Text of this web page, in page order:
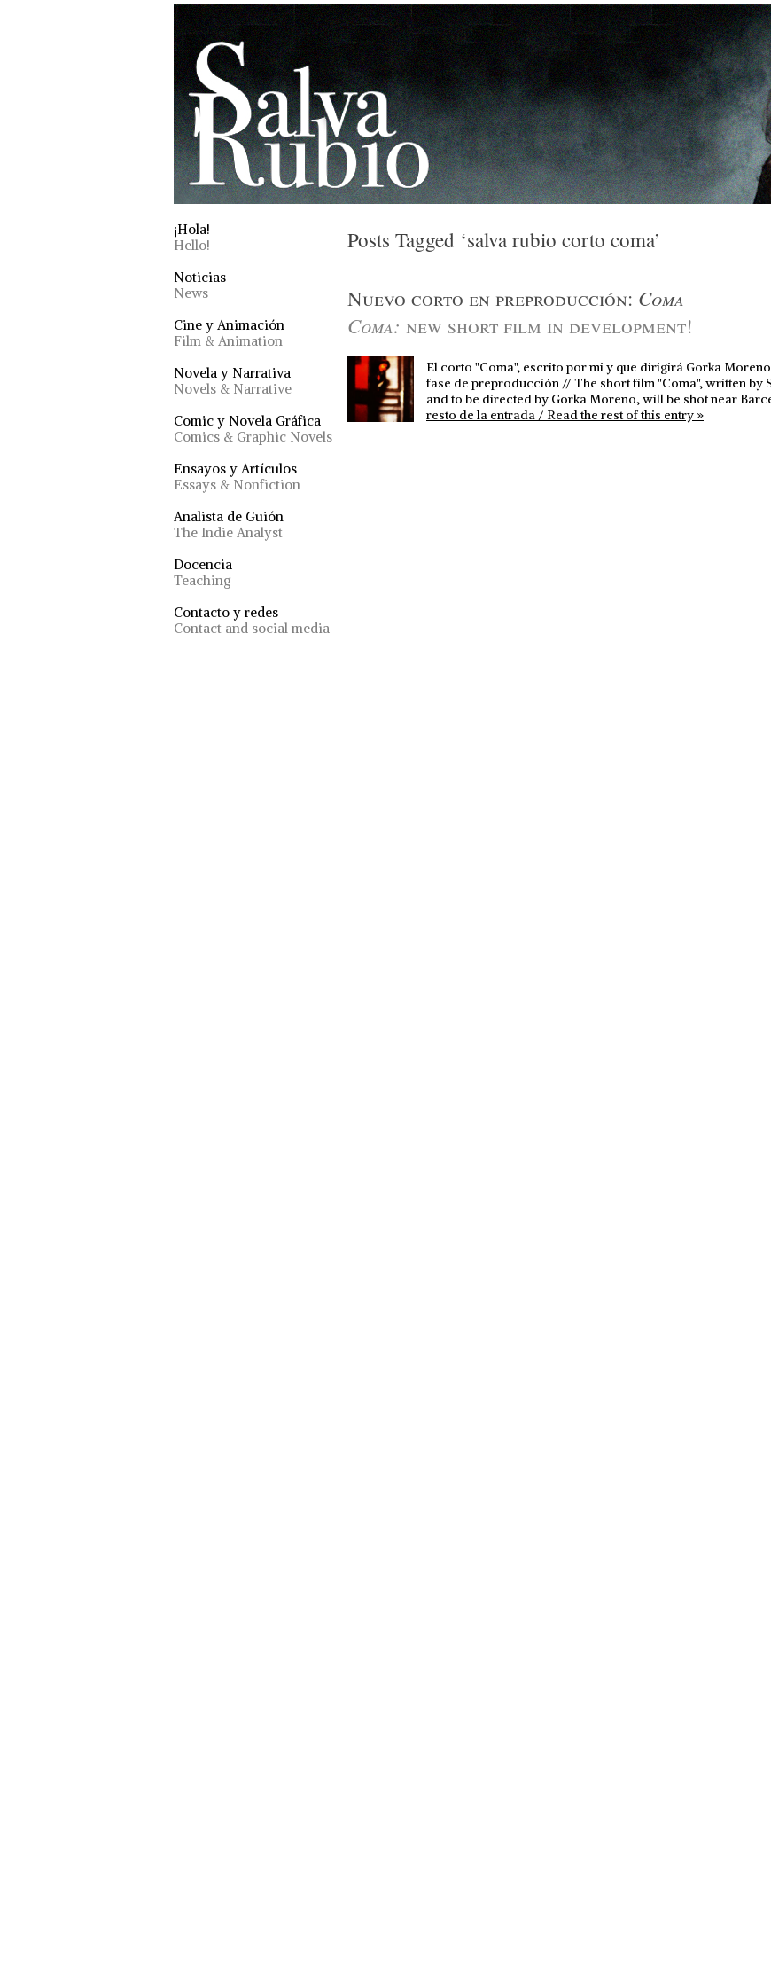
¡Hola!
Hello!
Noticias
News
Cine y Animación
Film & Animation
Novela y Narrativa
Novels & Narrative
Comic y Novela Gráfica
Comics & Graphic Novels
Ensayos y Artículos
Essays & Nonfiction
Analista de Guión
The Indie Analyst
Docencia
Teaching
Contacto y redes
Contact and social media
Posts Tagged ‘salva rubio corto coma’
Nuevo corto en preproducción: Coma
Coma: new short film in development!
El corto "Coma", escrito por mi y que dirigirá Gorka
fase de preproducción // The short film "Coma", written by
and to be directed by Gorka Moreno, will be shot near
resto de la entrada / Read the rest of this entry »